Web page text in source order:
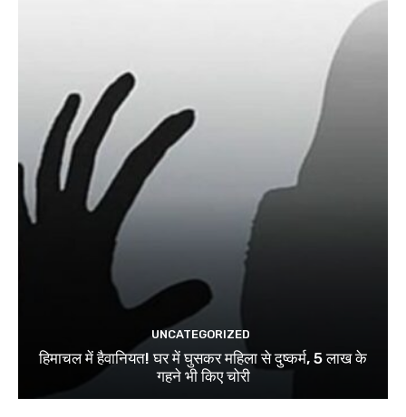
UNCATEGORIZED
हिमाचल में हैवानियत! घर में घुसकर महिला से दुष्कर्म, 5 लाख के
गहने भी किए चोरी